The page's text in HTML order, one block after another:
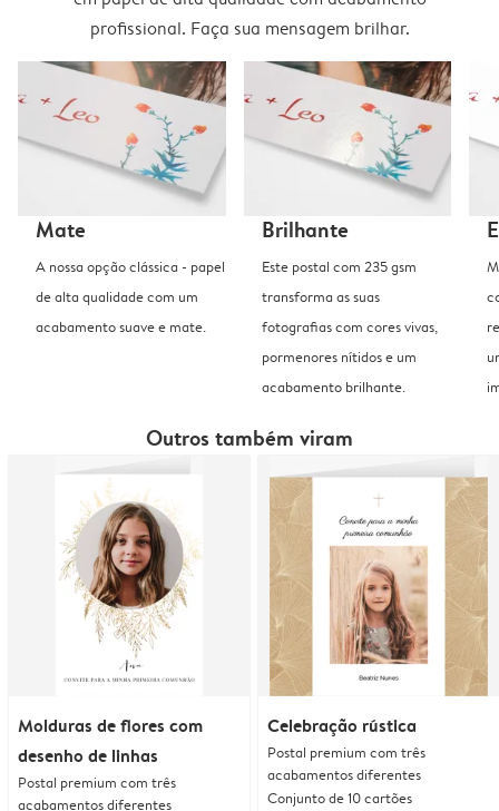
profissional. Faça sua mensagem brilhar.
Mate
A nossa opção clássica - papel
de alta qualidade com um
acabamento suave e mate.
Brilhante
Este postal com 235 gsm
transforma as suas
fotografias com cores vivas,
pormenores nítidos e um
acabamento brilhante.
Outros também viram
Molduras de flores com
desenho de linhas
Postal premium com três
acabamentos diferentes
Celebração rústica
Postal premium com três
acabamentos diferentes
Conjunto de 10 cartões